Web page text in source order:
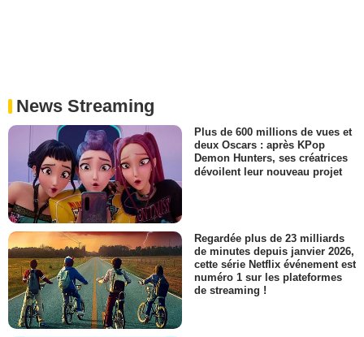
News Streaming
Plus de 600 millions de vues et
deux Oscars : après KPop
Demon Hunters, ses créatrices
dévoilent leur nouveau projet
Regardée plus de 23 milliards
de minutes depuis janvier 2026,
cette série Netflix événement est
numéro 1 sur les plateformes
de streaming !